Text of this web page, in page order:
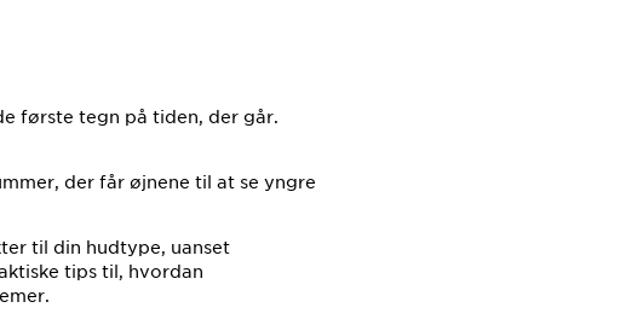
første tegn på tiden, der går.
der får øjnene til at se yngre
til din hudtype, uanset
tips til, hvordan